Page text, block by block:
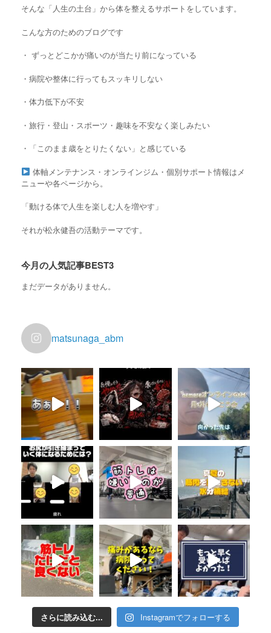
そんな「人生の土台」から体を整えるサポートをしています。
こんな方のためのブログです
・ ずっとどこかが痛いのが当たり前になっている
・ 病院や整体に行ってもスッキリしない
・ 体力低下が不安
・旅行・登山・スポーツ・趣味を不安なく楽しみたい
・「このまま歳をとりたくない」と感じている
体軸メンテナンス・オンラインジム・個別サポート情報はメ
ニューや各ページから。
「動ける体で人生を楽しむ人を増やす」
それが松永健吾の活動テーマです。
今月の人気記事BEST3
まだデータがありません。
matsunaga_abm
さらに読み込む... Instagramでフォローする